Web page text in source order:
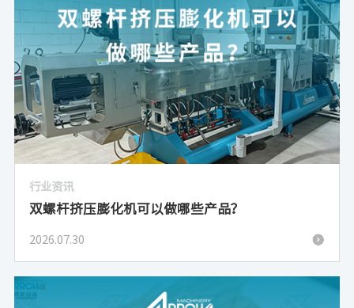
行业资讯
双螺杆挤压膨化机可以做哪些产品？
2026.07.30